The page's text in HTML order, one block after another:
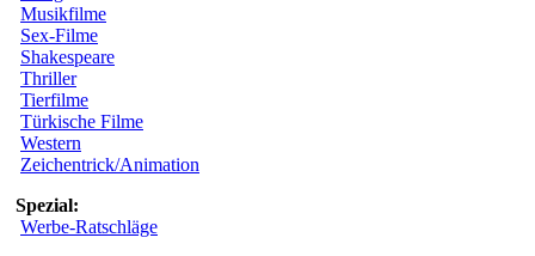
Musikfilme
Sex-Filme
Shakespeare
Thriller
Tierfilme
Türkische Filme
Western
Zeichentrick/Animation
Spezial:
Werbe-Ratschläge